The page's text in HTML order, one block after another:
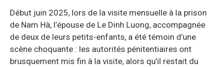
Début juin 2025, lors de la visite mensuelle à la prison
de Nam Hà, l’épouse de Le Dinh Luong, accompagnée
de deux de leurs petits-enfants, a été témoin d’une
scène choquante : les autorités pénitentiaires ont
brusquement mis fin à la visite, alors qu’il restait du